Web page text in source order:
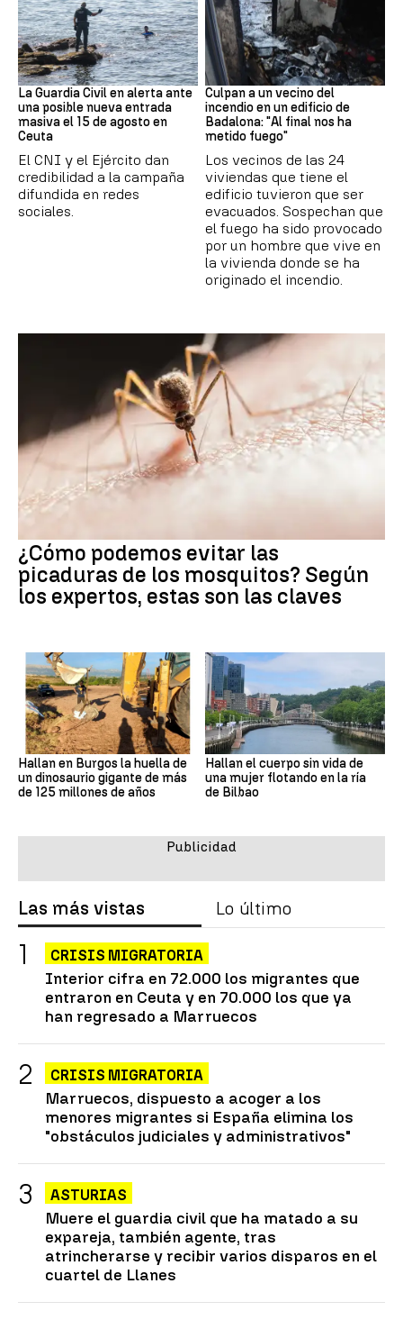
Ceuta
La Guardia Civil en alerta ante
una posible nueva entrada
masiva el 15 de agosto en
Ceuta
El CNI y el Ejército dan
credibilidad a la campaña
difundida en redes
sociales.
Cataluña
Culpan a un vecino del
incendio en un edificio de
Badalona: "Al final nos ha
metido fuego"
Los vecinos de las 24
viviendas que tiene el
edificio tuvieron que ser
evacuados. Sospechan que
el fuego ha sido provocado
por un hombre que vive en
la vivienda donde se ha
originado el incendio.
¿Cómo podemos evitar las
picaduras de los mosquitos? Según
los expertos, estas son las claves
Hallan en Burgos la huella de
un dinosaurio gigante de más
de 125 millones de años
Hallan el cuerpo sin vida de
una mujer flotando en la ría
de Bilbao
Las más vistas Lo último
CRISIS MIGRATORIA
Interior cifra en 72.000 los migrantes que
entraron en Ceuta y en 70.000 los que ya
han regresado a Marruecos
CRISIS MIGRATORIA
Marruecos, dispuesto a acoger a los
menores migrantes si España elimina los
"obstáculos judiciales y administrativos"
ASTURIAS
Muere el guardia civil que ha matado a su
expareja, también agente, tras
atrincherarse y recibir varios disparos en el
cuartel de Llanes